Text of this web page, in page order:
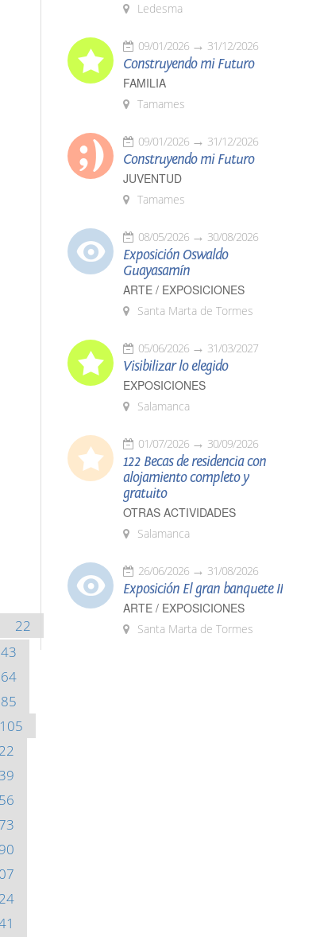
22
43
64
85
105
Ledesma
09/01/2026 31/12/2026
Construyendo mi Futuro
FAMILIA
Tamames
09/01/2026 31/12/2026
Construyendo mi Futuro
JUVENTUD
Tamames
08/05/2026 30/08/2026
Exposición Oswaldo
Guayasamín
ARTE / EXPOSICIONES
Santa Marta de Tormes
05/06/2026 31/03/2027
Visibilizar lo elegido
EXPOSICIONES
Salamanca
01/07/2026 30/09/2026
122 Becas de residencia con
alojamiento completo y
gratuito
OTRAS ACTIVIDADES
Salamanca
26/06/2026 31/08/2026
Exposición El gran banquete II
ARTE / EXPOSICIONES
Santa Marta de Tormes